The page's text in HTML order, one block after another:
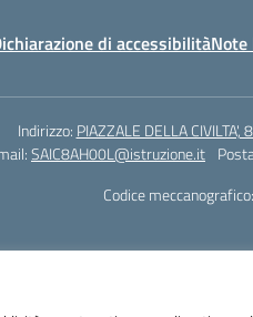
di accessibilitàNote
Indirizzo: PIAZZALE DELLA
SAIC8AH00L@istruzione.it
Codice meccanografico: